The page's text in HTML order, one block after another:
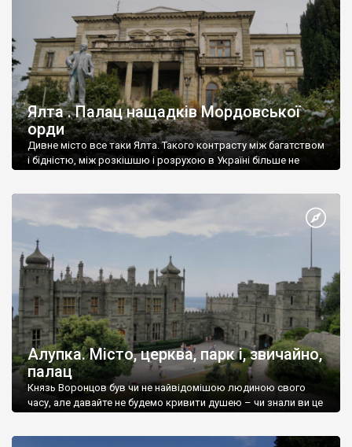
Ялта . Палац нащадків Мордовської
орди
Дивне місто все таки Ялта. Такого контрасту між багатством
і бідністю, між розкішшю і розрухою в Україні більше не
Алупка. Місто, церква, парк і, звичайно,
палац
Князь Воронцов був чи не найвідомішою людиною свого
часу, але давайте не будемо кривити душею – чи знали ви це